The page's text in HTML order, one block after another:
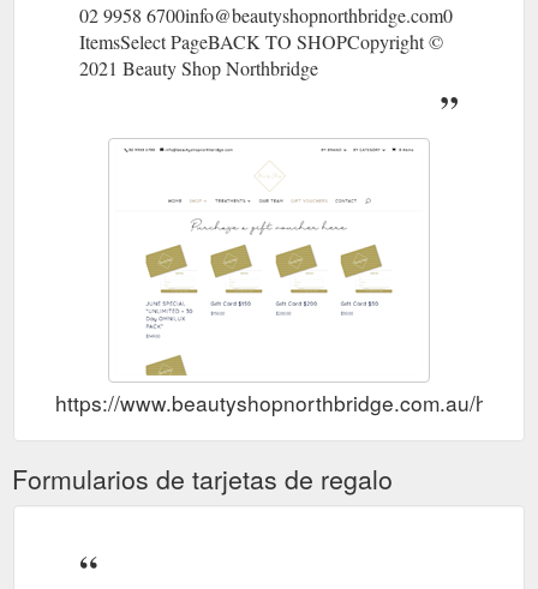
02 9958 6700info@beautyshopnorthbridge.com0
ItemsSelect PageBACK TO SHOPCopyright ©
2021 Beauty Shop Northbridge
https://www.beautyshopnorthbridge.com.au/
Formularios de tarjetas de regalo